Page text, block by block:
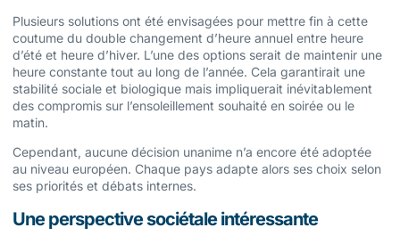
Plusieurs solutions ont été envisagées pour mettre fin à cette
coutume du double changement d’heure annuel entre heure
d’été et heure d’hiver. L’une des options serait de maintenir une
heure constante tout au long de l’année. Cela garantirait une
stabilité sociale et biologique mais impliquerait inévitablement
des compromis sur l’ensoleillement souhaité en soirée ou le
matin.
Cependant, aucune décision unanime n’a encore été adoptée
au niveau européen. Chaque pays adapte alors ses choix selon
ses priorités et débats internes.
Une perspective sociétale intéressante